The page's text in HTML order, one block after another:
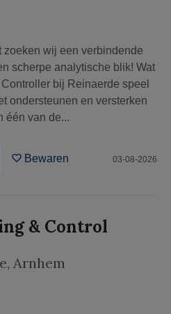
wij een verbindende
scherpe analytische blik! Wat
bij Reinaerde speel
ondersteunen en versterken
één van de...
Bewaren 03-08-2026
& Control
, Arnhem